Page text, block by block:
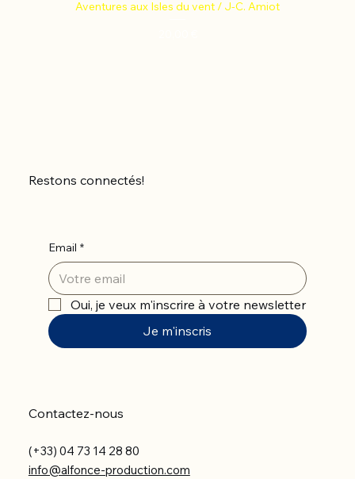
Aventures aux Isles du vent / J-C. Amiot
Restons connectés!
Email *
Oui, je veux m'inscrire à votre newsletter
Je m'inscris
Contactez-nous
(+33) 04 73 14 28 80
info@alfonce-production.com